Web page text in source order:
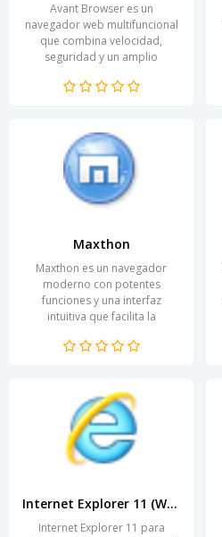
Avant Browser es un
navegador web multifuncional
que combina velocidad,
seguridad y un amplio
adicionales. Ofrece a los
Maxthon
Maxthon es un navegador
moderno con potentes
funciones y una interfaz
intuitiva que facilita la
usuario con internet. El
Internet Explorer 11 (Win7)
Internet Explorer 11 para